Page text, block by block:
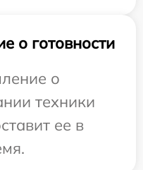
о готовности
о
техники
ее в